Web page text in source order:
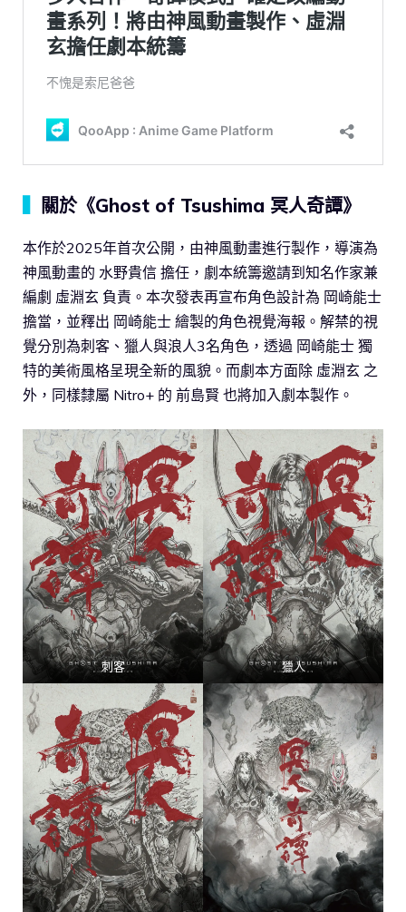
關於《Ghost of Tsushima 冥人奇譚》
本作於2025年首次公開，由神風動畫進行製作，導演為
神風動畫的 水野貴信 擔任，劇本統籌邀請到知名作家兼
編劇 虛淵玄 負責。本次發表再宣布角色設計為 岡崎能士
擔當，並釋出 岡崎能士 繪製的角色視覺海報。解禁的視
覺分別為刺客、獵人與浪人3名角色，透過 岡崎能士 獨
特的美術風格呈現全新的風貌。而劇本方面除 虛淵玄 之
外，同樣隸屬 Nitro+ 的 前島賢 也將加入劇本製作。
刺客 獵人